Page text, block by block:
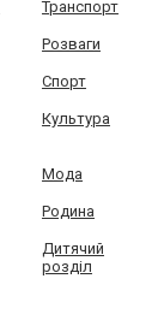
Транспорт
Розваги
Спорт
Культура
Мода
Родина
Дитячий
розділ